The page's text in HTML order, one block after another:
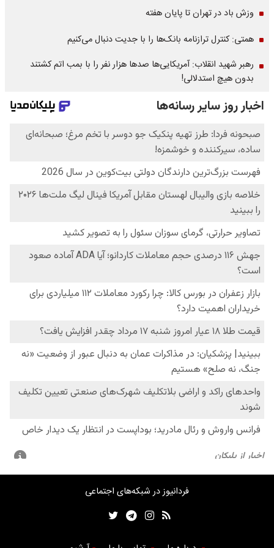
وزش باد در تهران تا پایان هفته
همتی: کنترل ترازنامه بانک‌ها را با جدیت دنبال می‌کنیم
رهبر شهید انقلاب: آمریکایی‌ها صدها هزار نفر را با بمب اتم کشتند
بدون هیچ استدلالی!
فردانیوز در شبکه‌های اجتماعی